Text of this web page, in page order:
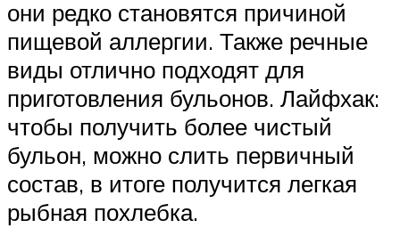
они редко становятся причиной
пищевой аллергии. Также речные
виды отлично подходят для
приготовления бульонов. Лайфхак:
чтобы получить более чистый
бульон, можно слить первичный
состав, в итоге получится легкая
рыбная похлебка.